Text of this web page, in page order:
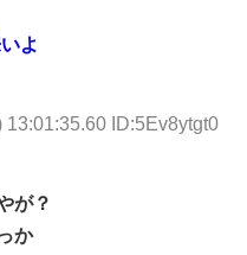
よ
13:01:35.60 ID:5Ev8ytgt0
が？
か